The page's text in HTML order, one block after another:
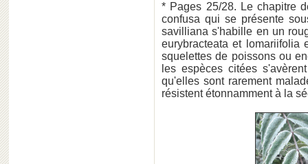
* Pages 25/28. Le chapitre
confusa qui se présente
savilliana s'habille en un
eurybracteata et lomariifolia
squelettes de poissons ou
les espèces citées
qu'elles sont rarement
résistent étonnamment à la